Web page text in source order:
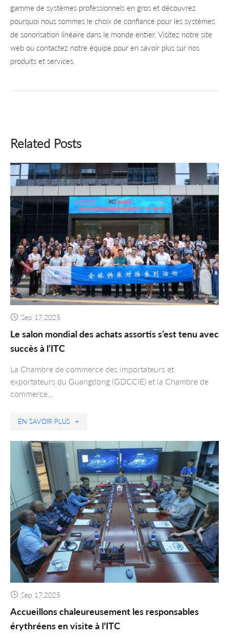
gamme de systèmes professionnels en gros et découvrez
pourquoi nous sommes le choix de confiance pour les systèmes
de sonorisation linéaire dans le monde entier. Visitez notre site
web ou contactez notre équipe pour en savoir plus sur nos
produits et services.
Related Posts
Sep 17,2025
Le salon mondial des achats assortis s’est tenu avec
succès à l’ITC
La Chambre de commerce des importateurs et
exportateurs du Guangdong (GDCCIE) et la Chambre de
commerce…
EN SAVOIR PLUS +
Sep 17,2025
Accueillons chaleureusement les responsables
érythréens en visite à l’ITC